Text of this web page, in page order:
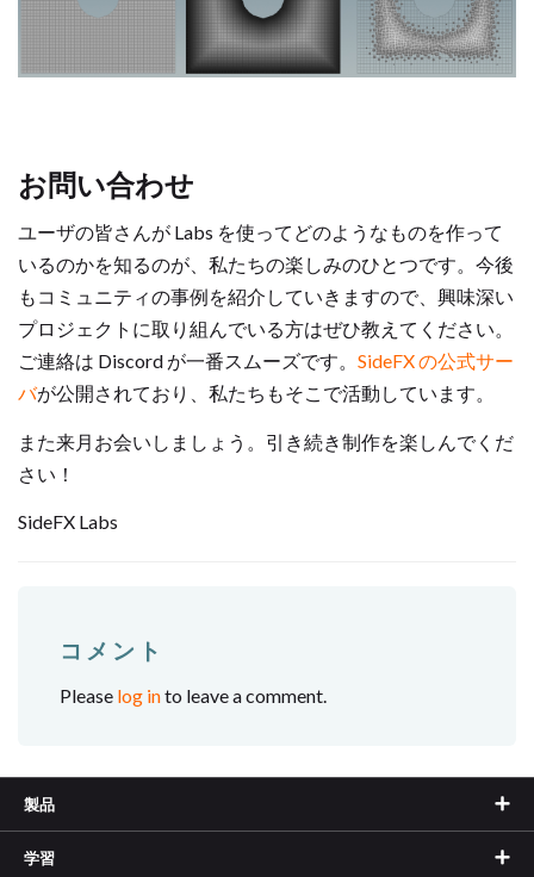
お問い合わせ
ユーザの皆さんが Labs を使ってどのようなものを作って
いるのかを知るのが、私たちの楽しみのひとつです。今後
もコミュニティの事例を紹介していきますので、興味深い
プロジェクトに取り組んでいる方はぜひ教えてください。
ご連絡は Discord が一番スムーズです。 SideFX の公式サー
バが公開されており、私たちもそこで活動しています。
また来月お会いしましょう。引き続き制作を楽しんでくだ
さい！
SideFX Labs
コメント
Please log into leave a comment.
製品
学習